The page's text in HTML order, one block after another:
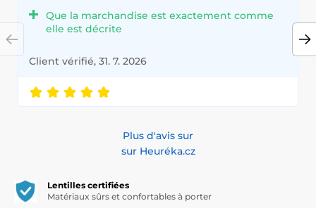
Que la marchandise est exactement comme
elle est décrite
Client vérifié, 31. 7. 2026
Plus d'avis sur
sur Heuréka.cz
Lentilles certifiées
Matériaux sûrs et confortables à porter